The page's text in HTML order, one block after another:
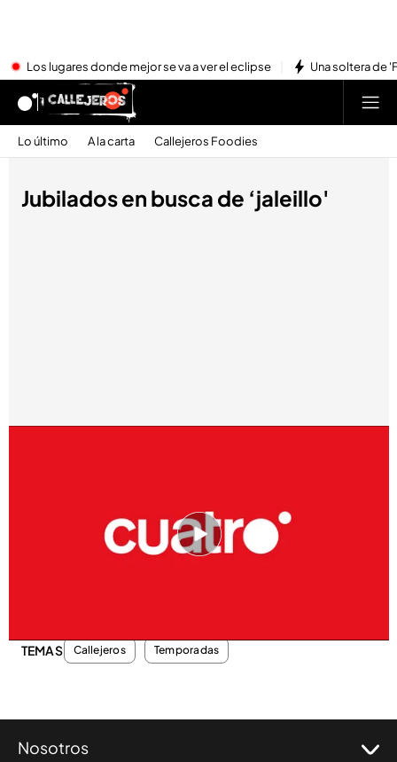
Los lugares donde mejor se va a ver el eclipse Una soltera de
Lo último A la carta Callejeros Foodies
Jubilados en busca de ‘jaleillo'
TEMAS Callejeros Temporadas
Nosotros